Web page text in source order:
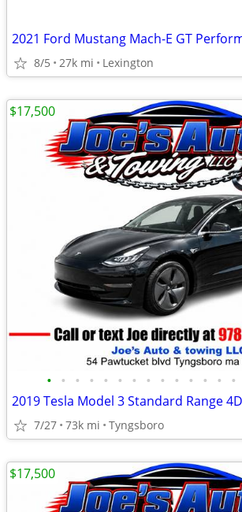
8/5 27k mi Lexington
• • • • • • • • • • • • • •
2019 Tesla Model 3 Standard Range
7/27 73k mi Tyngsboro
$17,500
$17,500